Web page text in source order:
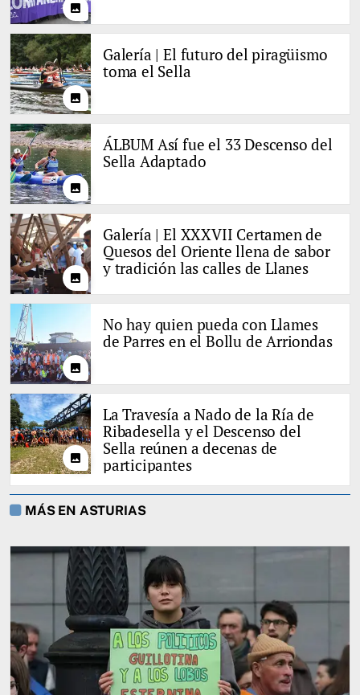
photo
photo
Galería | El futuro del piragüismo
toma el Sella
photo
ÁLBUM Así fue el 33 Descenso del
Sella Adaptado
photo
Galería | El XXXVII Certamen de
Quesos del Oriente llena de sabor
y tradición las calles de Llanes
photo
No hay quien pueda con Llames
de Parres en el Bollu de Arriondas
photo
La Travesía a Nado de la Ría de
Ribadesella y el Descenso del
Sella reúnen a decenas de
participantes
MÁS EN ASTURIAS